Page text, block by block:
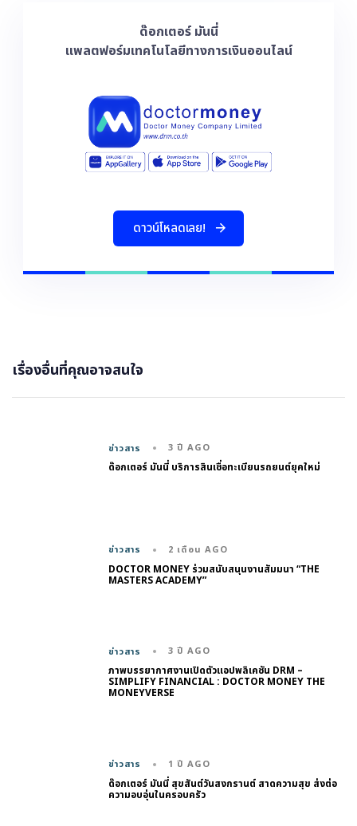
ด๊อกเตอร์ มันนี่
แพลตฟอร์มเทคโนโลยีทางการเงินออนไลน์
ดาวนโหลดเลย!
เรื่องอื่นที่คุณอาจสนใจ
ข่าวสาร 3 ปี AGO
ด๊อกเตอร์ มันนี่ บริการสินเชื่อทะเบียนรถยนต์ยุคใหม่
ข่าวสาร 2 เดือน AGO
DOCTOR MONEY ร่วมสนับสนุนงานสัมมนา “THE
MASTERS ACADEMY”
ข่าวสาร 3 ปี AGO
ภาพบรรยากาศงานเปิดตัวแอปพลิเคชัน DRM –
SIMPLIFY FINANCIAL : DOCTOR MONEY THE
MONEYVERSE
ข่าวสาร 1 ปี AGO
ด๊อกเตอร์ มันนี่ สุขสันต์วันสงกรานต์ สาดความสุข ส่งต่อ
ความอบอุ่นในครอบครัว